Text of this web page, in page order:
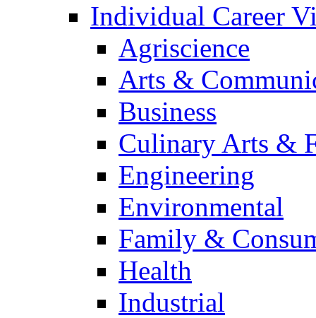
Individual Career
Agriscience
Arts &
Business
Culinary Arts &
Engineering
Environmental
Family &
Health
Industrial